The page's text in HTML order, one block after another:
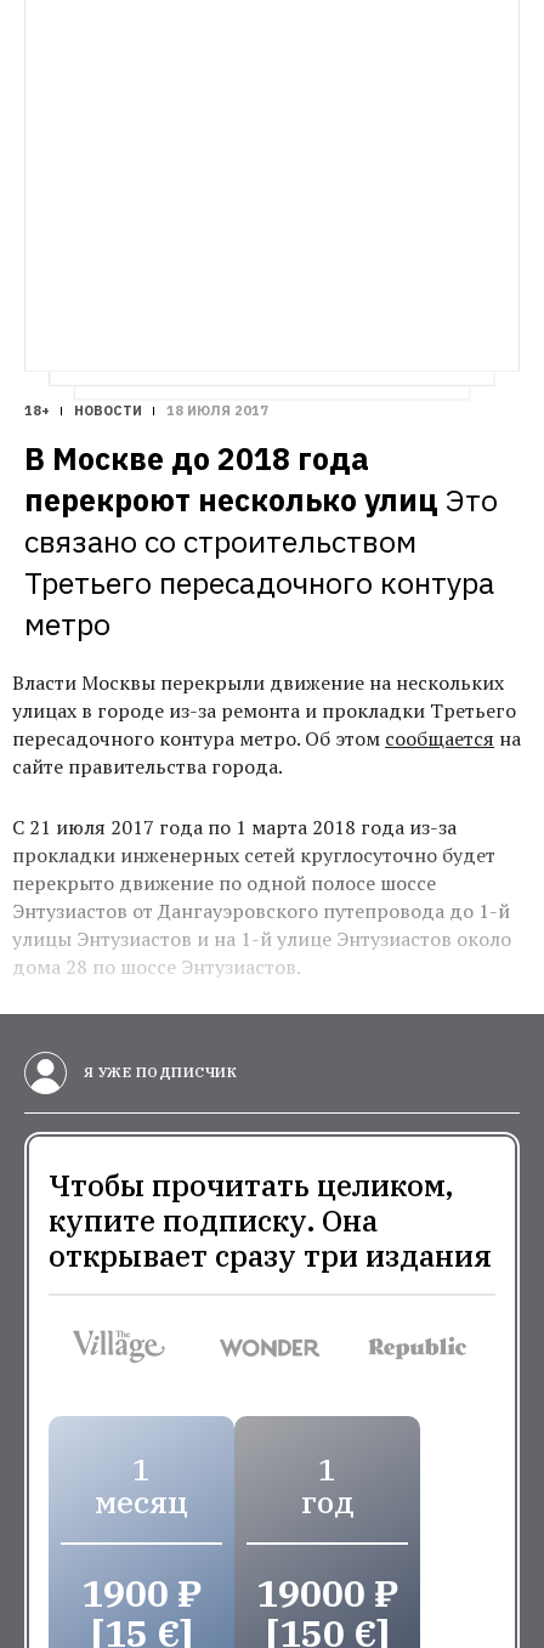
18+ НОВОСТИ 18 ИЮЛЯ 2017
В Москве до 2018 года
перекроют несколько улиц Это
связано со строительством
Третьего пересадочного контура
метро
Власти Москвы перекрыли движение на нескольких
улицах в городе из-за ремонта и прокладки Третьего
пересадочного контура метро. Об этом сообщается на
сайте правительства города.
С 21 июля 2017 года по 1 марта 2018 года из-за
прокладки инженерных сетей круглосуточно будет
перекрыто движение по одной полосе шоссе
Энтузиастов от Дангауэровского путепровода до 1-й
улицы Энтузиастов и на 1-й улице Энтузиастов около
дома 28 по шоссе Энтузиастов.
Я УЖЕ ПОДПИСЧИК
Чтобы прочитать целиком,
купите подписку. Она
открывает сразу три издания
1
месяц
1900 ₽
[15 €]
1
год
19000 ₽
[150 €]